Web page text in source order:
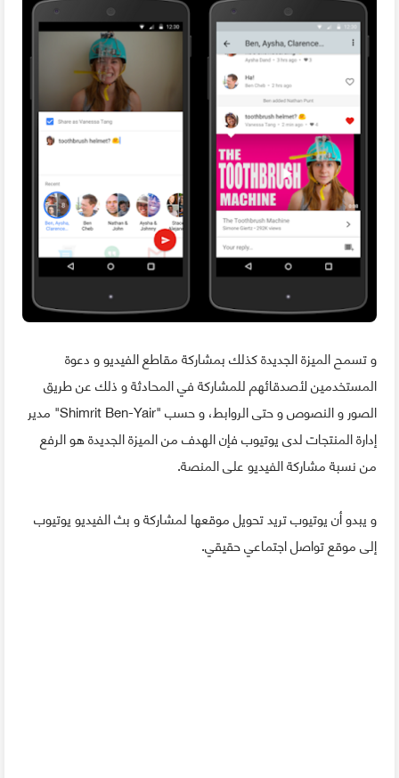
و تسمح الميزة الجديدة كذلك بمشاركة مقاطع الفيديو و دعوة
المستخدمين لأصدقائهم للمشاركة في المحادثة و ذلك عن طريق
الصور و النصوص و حتى الروابط، و حسب "Shimrit Ben-Yair" مدير
إدارة المنتجات لدى يوتيوب فإن الهدف من الميزة الجديدة هو الرفع
من نسبة مشاركة الفيديو على المنصة.
و يبدو أن يوتيوب تريد تحويل موقعها لمشاركة و بث الفيديو يوتيوب
إلى موقع تواصل اجتماعي حقيقي.